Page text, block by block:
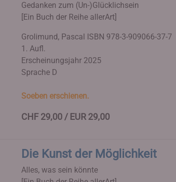
Gedanken zum (Un-)Glücklichsein
[Ein Buch der Reihe allerArt]
Grolimund, Pascal ISBN 978-3-909066-37-7
1. Aufl.
Erscheinungsjahr 2025
Sprache D
Soeben erschienen.
CHF 29,00 / EUR 29,00
Die Kunst der Möglichkeit
Alles, was sein könnte